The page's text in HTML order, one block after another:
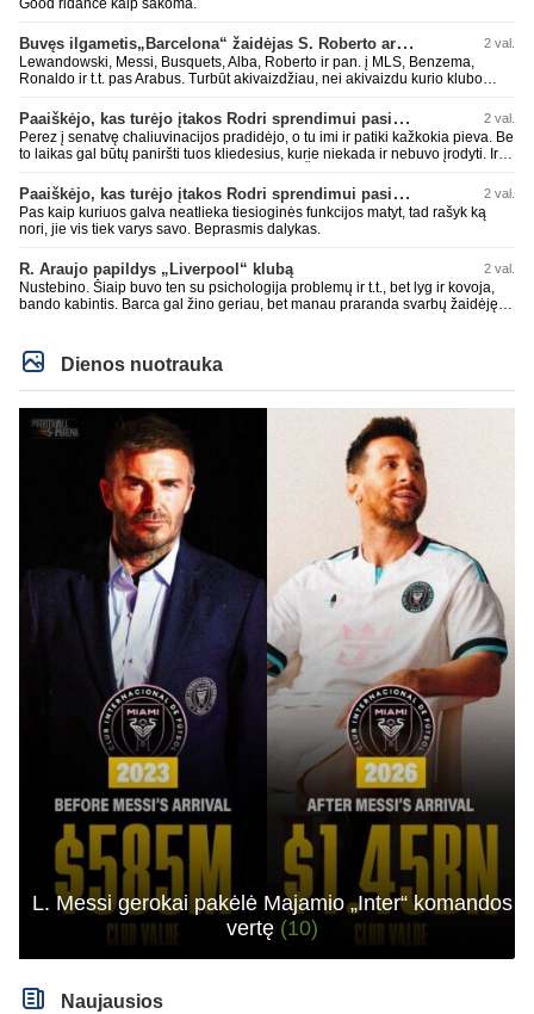
Buvęs ilgametis„Barcelona“ žaidėjas S. Roberto artėja link persikėlimo į MLS 2 val.
Lewandowski, Messi, Busquets, Alba, Roberto ir pan. į MLS, Benzema,
Ronaldo ir t.t. pas Arabus. Turbūt akivaizdžiau, nei akivaizdu kurio klubo
paskutiniu me tu ne tiek daug.
Paaiškėjo, kas turėjo įtakos Rodri sprendimui pasirinkti Barselonos pusę 2 val.
Perez į senatvę chaliuvinacijos pradidėjo, o tu imi ir patiki kažkokia pieva. Be
to laikas gal būtų paniršti tuos kliedesius, kurie niekada ir nebuvo įrodyti. Ir
esat. Kažkaip ne skaniai kvepia. RM todėl ir yra vienas nekenčiamiausių
daugumos fanų klubas, nes pastoviai verke ir verkia kažkokius kliedesius.
Remktis ne kažkokio Perezo kliedesiais, o faktais.
Paaiškėjo, kas turėjo įtakos Rodri sprendimui pasirinkti Barselonos pusę 2 val.
Pas kaip kuriuos galva neatlieka tiesioginės funkcijos matyt, tad rašyk ką
nori, jie vis tiek varys savo. Beprasmis dalykas.
R. Araujo papildys „Liverpool“ klubą 2 val.
Nustebino. Šiaip buvo ten su psichologija problemų ir t.t., bet lyg ir kovoja,
bando kabintis. Barca gal žino geriau, bet manau praranda svarbų žaidėję.
sudėtį. Rezultatai nėra tragiški, anaiptol yra teigiamų žingsnių. Bet UEFA CL
nelaimimas, praeitais metais jau Copa del Rey pralaimėtas ir pan. Jau
praeitais metais neteko gynybos vieno iš ramščių. RM kaip tik pasistiprino.
gynyboje ne kažkas.
Dienos nuotrauka
L. Messi gerokai pakėlė Majamio „Inter“ komandos
vertę (10)
Naujausios